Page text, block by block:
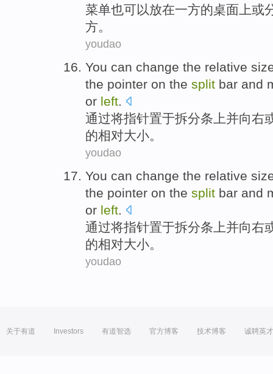
菜单也可以放在一方的桌面上或
方。
youdao
You can change the relative
the pointer on the split bar and
or left.
通过将指针置于拆分条 上并向右
的相对大小。
youdao
You can change the relative
the pointer on the split bar and
or left.
通过将指针置于拆分条 上并向右
的相对大小。
youdao
关于有道 Investors 有道智选 官方博客 技术博客 诚聘英才